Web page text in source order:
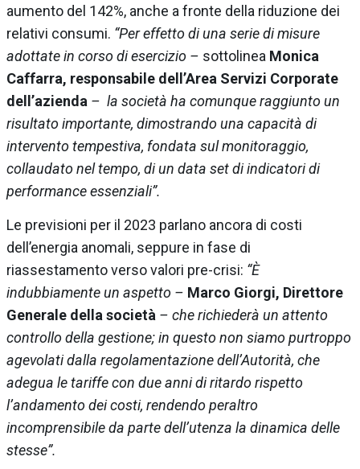
aumento del 142%, anche a fronte della riduzione dei
relativi consumi. “Per effetto di una serie di misure
adottate in corso di esercizio – sottolinea Monica
Caffarra, responsabile dell’Area Servizi Corporate
dell’azienda – la società ha comunque raggiunto un
risultato importante, dimostrando una capacità di
intervento tempestiva, fondata sul monitoraggio,
collaudato nel tempo, di un data set di indicatori di
performance essenziali”.
Le previsioni per il 2023 parlano ancora di costi
dell’energia anomali, seppure in fase di
riassestamento verso valori pre-crisi: “È
indubbiamente un aspetto – Marco Giorgi, Direttore
Generale della società – che richiederà un attento
controllo della gestione; in questo non siamo purtroppo
agevolati dalla regolamentazione dell’Autorità, che
adegua le tariffe con due anni di ritardo rispetto
l’andamento dei costi, rendendo peraltro
incomprensibile da parte dell’utenza la dinamica delle
stesse”.